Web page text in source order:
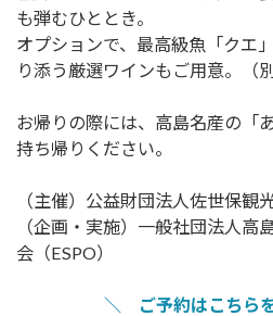
も弾むひととき。
オプションで、最高級魚「クエ
り添う厳選ワインもご用意。（
お帰りの際には、高島名産の「
持ち帰りください。
（主催）公益財団法人佐世保観
（企画・実施）一般社団法人高
会（ESPO）
＼ ご予約はこちら